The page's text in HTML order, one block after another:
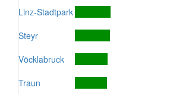
Linz-Stadtpark
Steyr
Vöcklabruck
Traun